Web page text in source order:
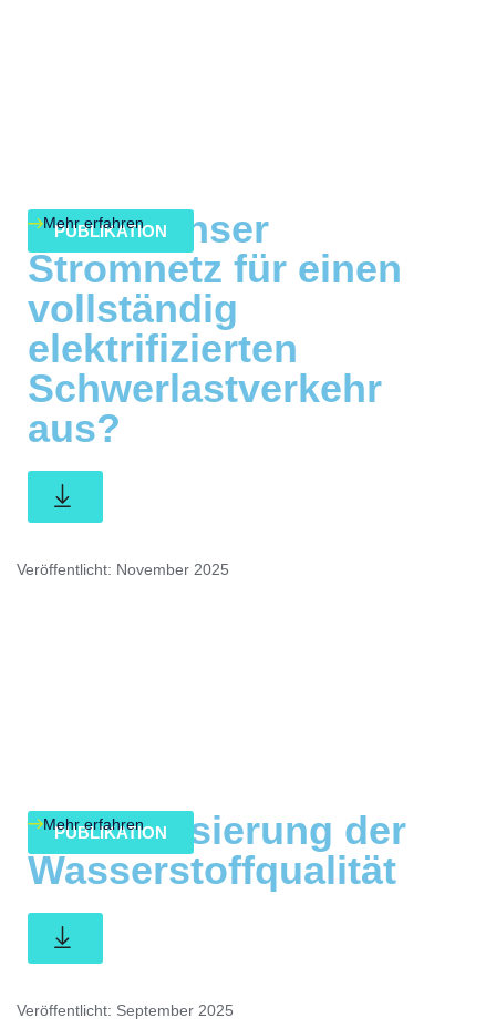
PUBLIKATION
Reicht unser
Stromnetz für einen
vollständig
elektrifizierten
Schwerlastverkehr
aus?
Mehr erfahren
Veröffentlicht: November 2025
PUBLIKATION
Harmonisierung der
Wasserstoffqualität
Mehr erfahren
Veröffentlicht: September 2025